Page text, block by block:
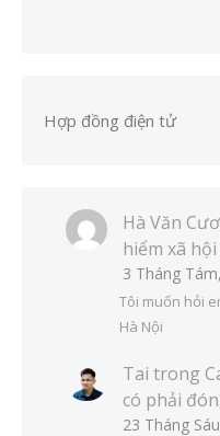
Hợp đồng điện tử
Hà Văn
hiểm xã
3 Tháng
Tôi muốn hỏi
Hà Nội
Tai trong
có phải
23 Tháng